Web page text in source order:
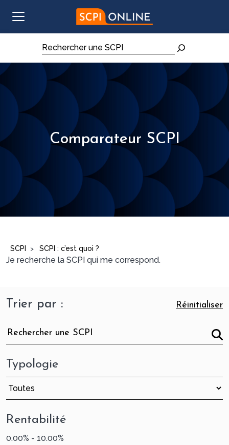
Rechercher
Comparateur SCPI
SCPI > SCPI : c’est quoi ?
Je recherche la SCPI qui me correspond.
Trier par : Réinitialiser
Typologie
Rentabilité
0.00% - 10.00%